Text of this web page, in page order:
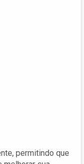
permitindo que